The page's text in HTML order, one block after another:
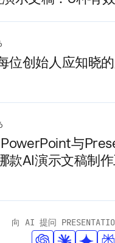
位创始人应知晓
与
款AI演示文稿制
向 AI 提问